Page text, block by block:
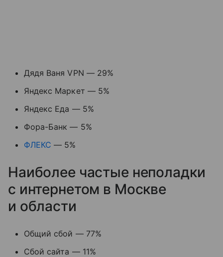
Дядя Ваня VPN — 29%
Яндекс Маркет — 5%
Яндекс Еда — 5%
Фора-Банк — 5%
ФЛЕКС — 5%
Наиболее частые неполадки
с интернетом в Москве
и области
Общий сбой — 77%
Сбой сайта — 11%